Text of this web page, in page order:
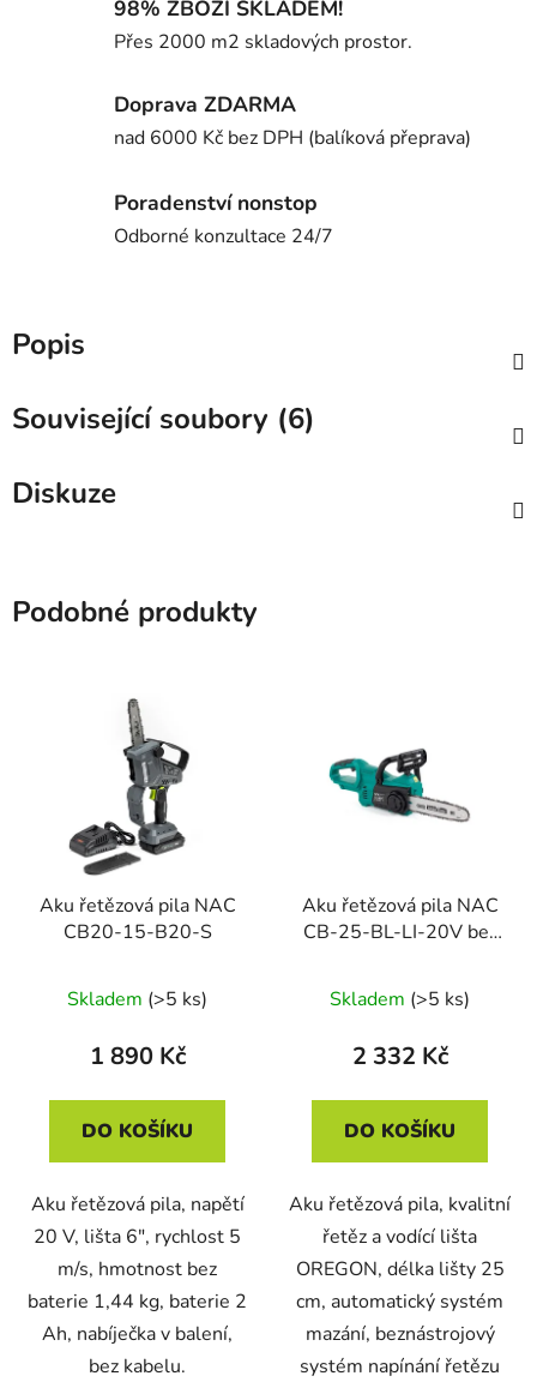
98% ZBOŽÍ SKLADEM!
Přes 2000 m2 skladových prostor.
Doprava ZDARMA
nad 6000 Kč bez DPH (balíková přeprava)
Poradenství nonstop
Odborné konzultace 24/7
Popis
Související soubory (6)
Diskuze
Podobné produkty
Aku řetězová pila NAC
CB20-15-B20-S
Skladem (>5 ks)
1 890 Kč
DO KOŠÍKU
Aku řetězová pila, napětí
20 V, lišta 6", rychlost 5
m/s, hmotnost bez
baterie 1,44 kg, baterie 2
Ah, nabíječka v balení,
bez kabelu.
Aku řetězová pila NAC
CB-25-BL-LI-20V bez
Skladem (>5 ks)
2 332 Kč
DO KOŠÍKU
Aku řetězová pila, kvalitní
řetěz a vodící lišta
OREGON, délka lišty 25
cm, automatický systém
mazání, beznástrojový
systém napínání řetězu